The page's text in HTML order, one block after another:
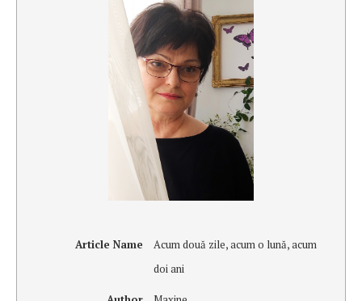
Article Name
Acum două zile, acum o lună, acum
doi ani